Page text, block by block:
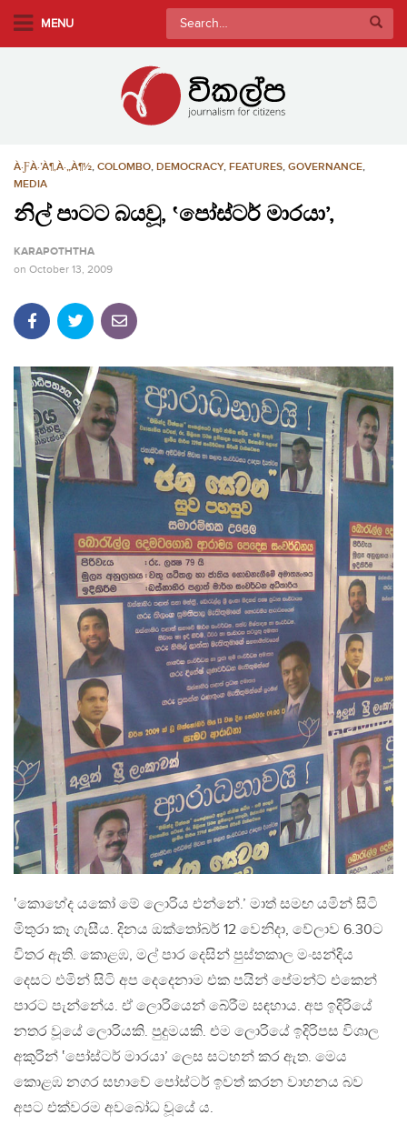
MENU
Search
for:
À·ƑÀ·’À¶‚À·„À¶½, COLOMBO, DEMOCRACY, FEATURES, GOVERNANCE,
MEDIA
නිල් පාටට බයවූ, ‛පෝස්ටර් මාරයා’,
KARAPOTHTHA
on October 13, 2009
‛කොහේද යකෝ මේ ලොරිය එන්නේ.’ මාත් සමඟ යමින් සිටි
මිතුරා කෑ ගැසීය. දිනය ඔක්තෝබර් 12 වෙනිදා, වේලාව 6.30ට
විතර ඇති. කොළඹ, මල් පාර දෙසින් පුස්තකාල මංසන්දිය
දෙසට එමින් සිටි අප දෙදෙනාම එක පයින් පේමන්ට් එකෙන්
පාරට පැන්නේය. ඒ ලොරියෙන් බේරීම සඳහාය. අප ඉදිරියේ
නතර වූයේ ලොරියකි. පුදුමයකි. එම ලොරියේ ඉදිරිපස විශාල
අකුරින් ‛පෝස්ටර් මාරයා’ ලෙස සටහන් කර ඇත. මෙය
කොළඹ නගර සභාවේ පෝස්ටර් ඉවත් කරන වාහනය බව
අපට එක්වරම අවබෝධ වූයේ ය.